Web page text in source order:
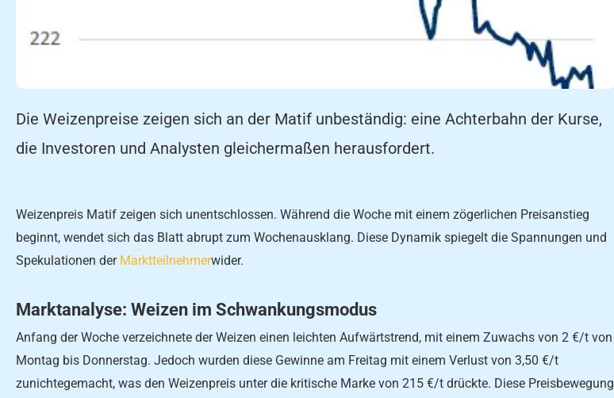
Die Weizenpreise zeigen sich an der Matif unbeständig: eine Achterbahn der Kurse,
die Investoren und Analysten gleichermaßen herausfordert.
Weizenpreis Matif zeigen sich unentschlossen. Während die Woche mit einem zögerlichen Preisanstieg
beginnt, wendet sich das Blatt abrupt zum Wochenausklang. Diese Dynamik spiegelt die Spannungen und
Spekulationen der Marktteilnehmerwider.
Marktanalyse: Weizen im Schwankungsmodus
Anfang der Woche verzeichnete der Weizen einen leichten Aufwärtstrend, mit einem Zuwachs von 2 €/t von
Montag bis Donnerstag. Jedoch wurden diese Gewinne am Freitag mit einem Verlust von 3,50 €/t
zunichtegemacht, was den Weizenpreis unter die kritische Marke von 215 €/t drückte. Diese Preisbewegung